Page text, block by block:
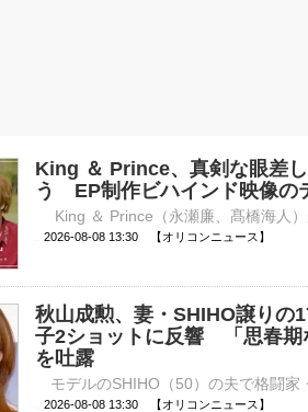
King ＆ Prince、真剣な眼差
う EP制作ビハインド映像の
2026-08-08 13:30 【オリコンニュース】
秋山成勲、妻・SHIHO譲りの
子2ショットに反響 「思春
を吐露
2026-08-08 13:30 【オリコンニュース】